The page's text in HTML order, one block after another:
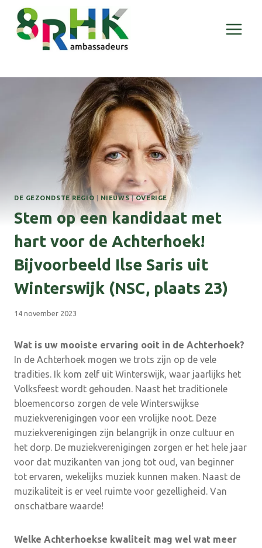
Doorgaan
naar
inhoud
DE GEZONDSTE REGIO NIEUWS|OVERIGE
Stem op een kandidaat met
hart voor de Achterhoek!
Bijvoorbeeld Ilse Saris uit
Winterswijk (NSC, plaats 23)
14 november 2023
Wat is uw mooiste ervaring ooit in de Achterhoek?
In de Achterhoek mogen we trots zijn op de vele
tradities. Ik kom zelf uit Winterswijk, waar jaarlijks het
Volksfeest wordt gehouden. Naast het traditionele
bloemencorso zorgen de vele Winterswijkse
muziekverenigingen voor een vrolijke noot. Deze
muziekverenigingen zijn belangrijk in onze cultuur en
het dorp. De muziekverenigingen zorgen er het hele jaar
voor dat muzikanten van jong tot oud, van beginner
tot ervaren, wekelijks muziek kunnen maken. Naast de
muzikaliteit is er veel ruimte voor gezelligheid. Van
onschatbare waarde!
Welke Achterhoekse kwaliteit mag wel wat meer